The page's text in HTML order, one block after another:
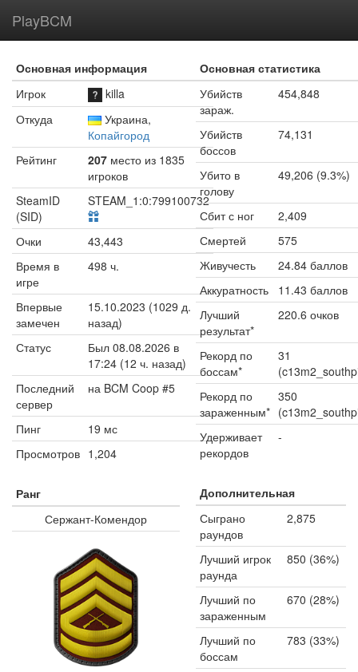
PlayBCM
Основная информация
Игрок
killa
Откуда
Украина,
Копайгород
Рейтинг
207 место из 1835
игроков
SteamID
(SID)
STEAM_1:0:799100732
Очки
43,443
Время в
игре
498 ч.
Впервые
замечен
15.10.2023 (1029 д.
назад)
Статус
Был 08.08.2026 в
17:24 (12 ч. назад)
Последний
сервер
на BCM Coop #5
Пинг
19 мс
Просмотров 1,204
Ранг
Сержант-Комендор
Основная статистика
Убийств
зараж.
454,848
Убийств
боссов
74,131
Убито в
голову
49,206 (9.3%)
Сбит с ног
2,409
Смертей
575
Живучесть
24.84 баллов
Аккуратность
11.43 баллов
Лучший
результат*
220.6 очков
Рекорд по
боссам*
31
Рекорд по
зараженным*
350
Удерживает
рекордов
-
Дополнительная
Сыграно
раундов
2,875
Лучший игрок
раунда
850 (36%)
Лучший по
зараженным
670 (28%)
Лучший по
боссам
783 (33%)